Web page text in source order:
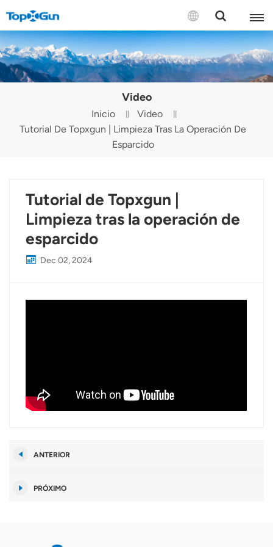
CONTÁCTENOS
English
Русский
Türkçe
Tiếng Việt
Video
Inicio
Video
Tutorial De Topxgun | Limpieza Tras La Operación De
Esparcido
Tutorial de Topxgun |
Limpieza tras la operación de
esparcido
Dec 02, 2024
ANTERIOR
PRÓXIMO